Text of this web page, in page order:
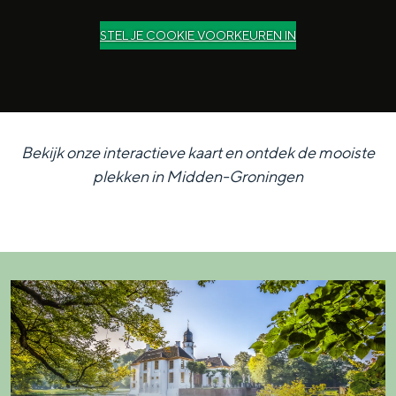
STEL JE COOKIE VOORKEUREN IN
Bekijk onze interactieve kaart en ontdek de mooiste
plekken in Midden-Groningen
F
r
a
e